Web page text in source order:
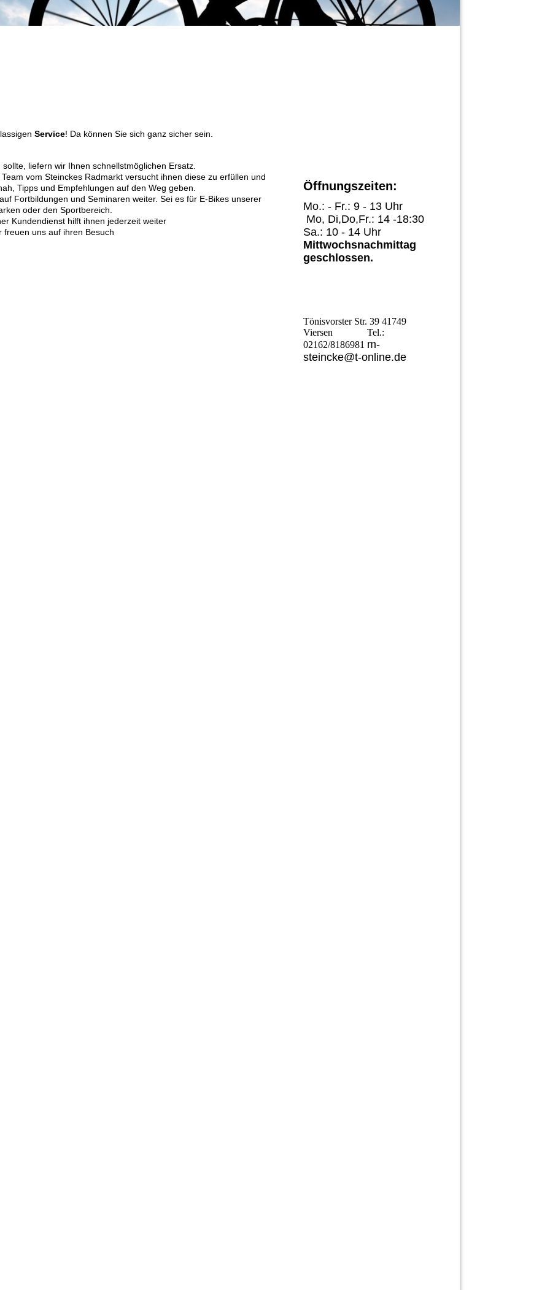
Service! Da können Sie sich ganz sicher sein.
liefern wir Ihnen schnellstmöglichen Ersatz.
vom Steinckes Radmarkt versucht ihnen diese zu erfüllen und
Tipps und Empfehlungen auf den Weg geben.
Fortbildungen und Seminaren weiter. Sei es für E-Bikes unserer
oder den Sportbereich.
Kundendienst hilft ihnen jederzeit weiter
freuen uns auf ihren Besuch
Öffnungszeiten:
Mo.: - Fr.: 9 - 13 Uhr
Mo, Di,Do,Fr.: 14 -18:30
Sa.: 10 - 14 Uhr
Mittwochsnachmittag
geschlossen.
Tönisvorster Str. 39 41749
Viersen Tel.:
02162/8186981 m-
steincke@t-online.de